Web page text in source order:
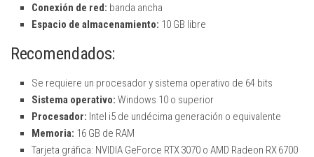
Conexión de red: banda ancha
Espacio de almacenamiento: 10 GB libre
Recomendados:
Se requiere un procesador y sistema operativo de 64 bits
Sistema operativo: Windows 10 o superior
Procesador: Intel i5 de undécima generación o equivalente
Memoria: 16 GB de RAM
Tarjeta gráfica: NVIDIA GeForce RTX 3070 o AMD Radeon RX 6700